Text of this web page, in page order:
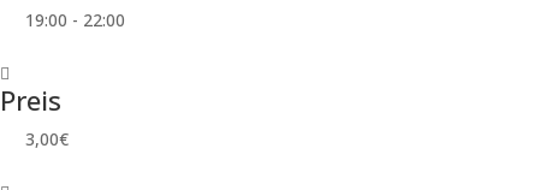
19:00 - 22:00
Preis
3,00€